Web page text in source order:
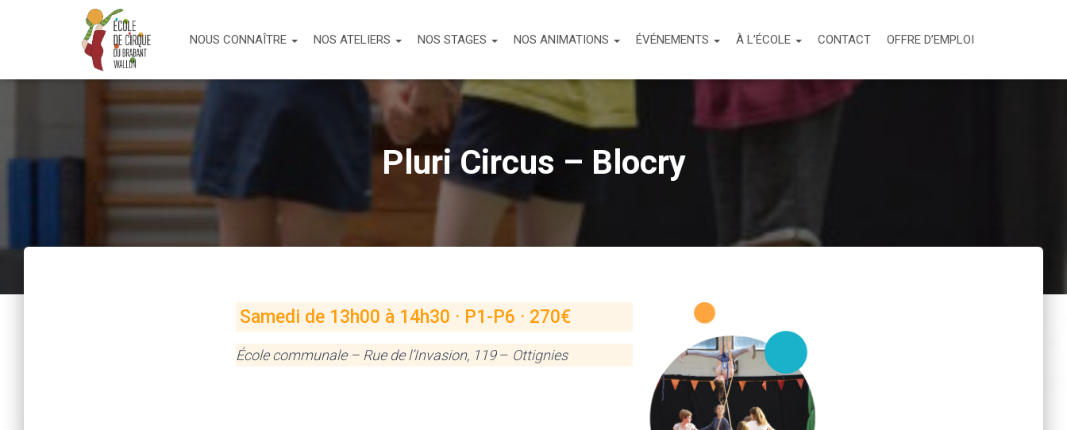
NOUS CONNAÎTRE NOS ATELIERS NOS STAGES NOS ANIMATIONS ÉVÉNEMENTS À L’ÉCOLE CONTACT OFFRE D’EMPLOI
Pluri Circus – Blocry
Samedi de 13h00 à 14h30 · P1-P6 · 270€
École communale – Rue de l’Invasion, 119– Ottignies